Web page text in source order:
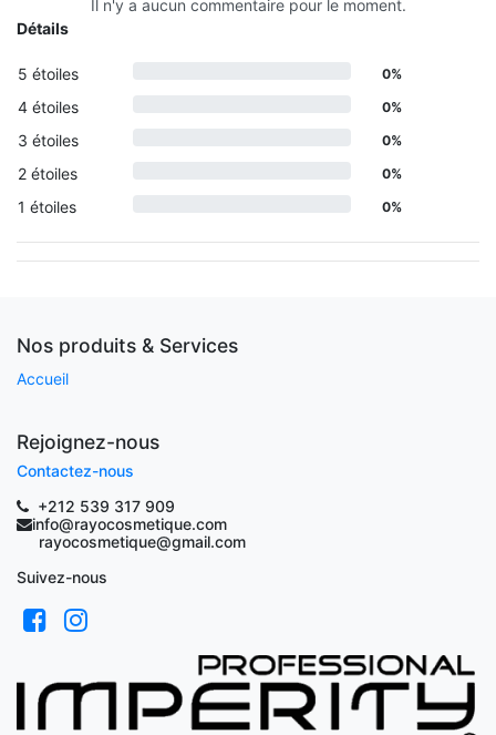
Il n'y a aucun commentaire pour le moment.
Détails
5 étoiles 0%
4 étoiles 0%
3 étoiles 0%
2 étoiles 0%
1 étoiles 0%
Nos produits & Services
Accueil
Rejoignez-nous
Contactez-nous
+212 539 317 909
info@rayocosmetique.com
rayocosmetique@gmail.com
Suivez-nous